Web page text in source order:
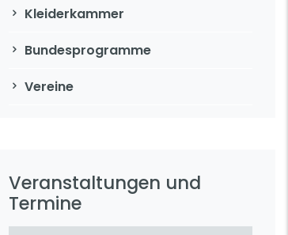
Kleiderkammer
Bundesprogramme
Vereine
Veranstaltungen und
Termine